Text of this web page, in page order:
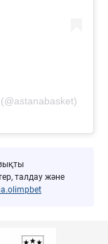
талдау және